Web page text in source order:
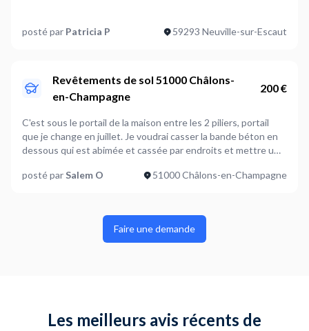
je fournit les gravillons qui sont dans la même teinte que
A définir ensemble
A définir ensemble
Où en êtes-vous dans votre projet ?
Je suis prêt à démarrer
Plus d’infos...
duquel se trouve de la terre; vous remerciant par avance
posté par Patricia P 59293 Neuville-sur-Escaut
Revêtements de sol 51000 Châlons-
en-Champagne
200 €
C'est sous le portail de la maison entre les 2 piliers, portail
que je change en juillet. Je voudrai casser la bande béton en
dessous qui est abimée et cassée par endroits et mettre une
posté par Salem O 51000 Châlons-en-Champagne
Faire une demande
Les meilleurs avis récents de